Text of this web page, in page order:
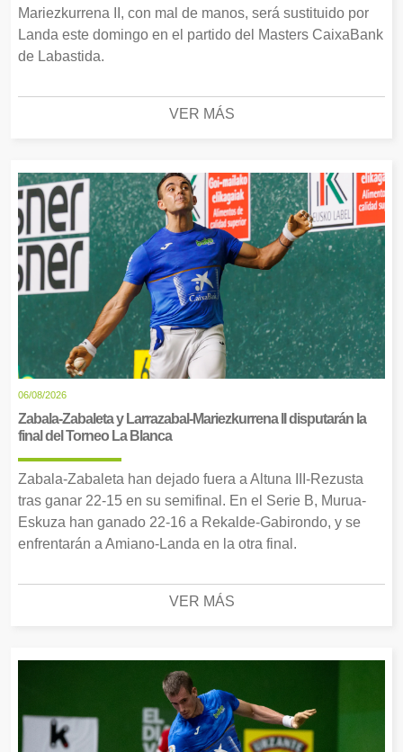
Mariezkurrena II, con mal de manos, será sustituido por
Landa este domingo en el partido del Masters CaixaBank
de Labastida.
VER MÁS
06/08/2026
Zabala-Zabaleta y Larrazabal-Mariezkurrena II disputarán la
final del Torneo La Blanca
Zabala-Zabaleta han dejado fuera a Altuna III-Rezusta
tras ganar 22-15 en su semifinal. En el Serie B, Murua-
Eskuza han ganado 22-16 a Rekalde-Gabirondo, y se
enfrentarán a Amiano-Landa en la otra final.
VER MÁS